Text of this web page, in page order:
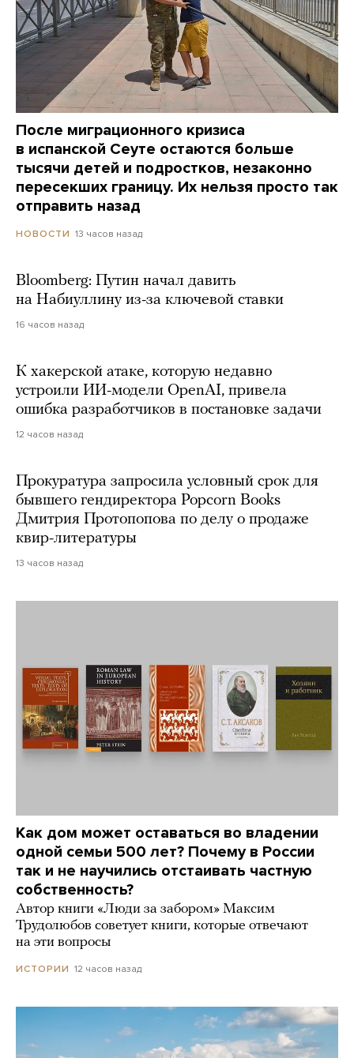
После миграционного кризиса
в испанской Сеуте остаются больше
тысячи детей и подростков, незаконно
пересекших границу. Их нельзя просто так
отправить назад
НОВОСТИ 13 часов назад
Bloomberg: Путин начал давить
на Набиуллину из-за ключевой ставки
16 часов назад
К хакерской атаке, которую недавно
устроили ИИ-модели OpenAI, привела
ошибка разработчиков в постановке задачи
12 часов назад
Прокуратура запросила условный срок для
бывшего гендиректора Popcorn Books
Дмитрия Протопопова по делу о продаже
квир-литературы
13 часов назад
Как дом может оставаться во владении
одной семьи 500 лет? Почему в России
так и не научились отстаивать частную
собственность?
Автор книги «Люди за забором» Максим
Трудолюбов советует книги, которые отвечают
на эти вопросы
ИСТОРИИ 12 часов назад